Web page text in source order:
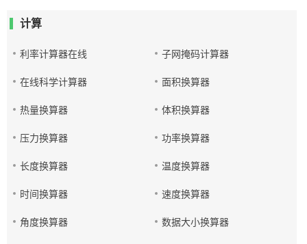
计算
利率计算器在线 子网掩码计算器
在线科学计算器 面积换算器
热量换算器 体积换算器
压力换算器 功率换算器
长度换算器 温度换算器
时间换算器 速度换算器
角度换算器 数据大小换算器